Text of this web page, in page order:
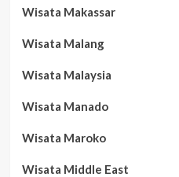
Wisata Makassar
Wisata Malang
Wisata Malaysia
Wisata Manado
Wisata Maroko
Wisata Middle East